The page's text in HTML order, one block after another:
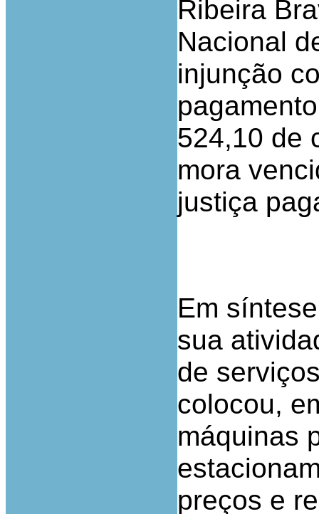
Ribeira
Nacional
injunção
524,10 de
mora
justiça
Em
sua
de
colocou,
máquinas
preços e